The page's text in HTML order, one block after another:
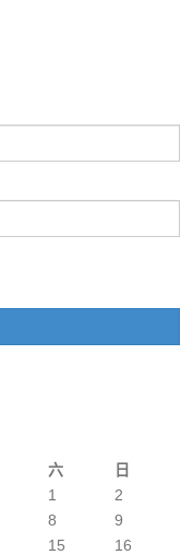
六 日
1
2
8
9
15
16